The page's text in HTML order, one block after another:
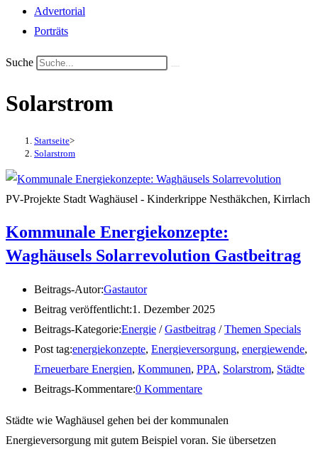
Advertorial
Porträts
Suche
Solarstrom
Startseite>
Solarstrom
PV-Projekte Stadt Waghäusel - Kinderkrippe Nesthäkchen, Kirrlach
Kommunale Energiekonzepte:
Waghäusels Solarrevolution Gastbeitrag
Beitrags-Autor:Gastautor
Beitrag veröffentlicht:1. Dezember 2025
Beitrags-Kategorie:Energie / Gastbeitrag / Themen Specials
Post tag:energiekonzepte, Energieversorgung, energiewende,
Erneuerbare Energien, Kommunen, PPA, Solarstrom, Städte
Beitrags-Kommentare:0 Kommentare
Städte wie Waghäusel gehen bei der kommunalen
Energieversorgung mit gutem Beispiel voran. Sie übersetzen